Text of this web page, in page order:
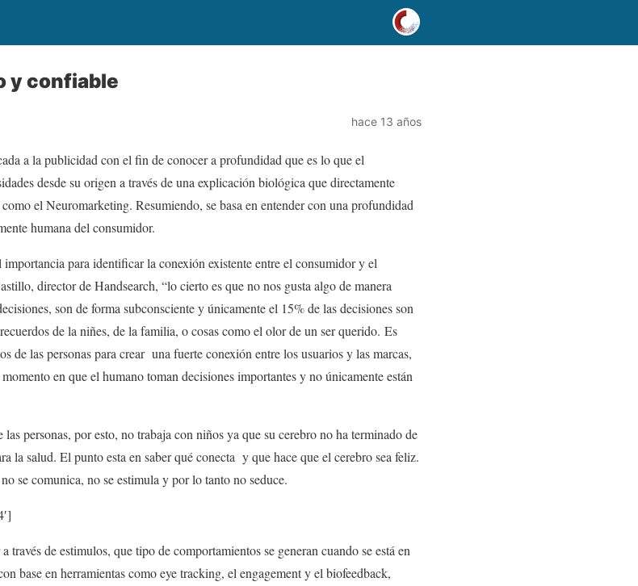
y confiable
hace 13 años
a la publicidad con el fin de conocer a profundidad que es lo que el
desde su origen a través de una explicación biológica que directamente
el Neuromarketing. Resumiendo, se basa en entender con una profundidad
humana del consumidor.
para identificar la conexión existente entre el consumidor y el
director de Handsearch, “lo cierto es que no nos gusta algo de manera
son de forma subconsciente y únicamente el 15% de las decisiones son
de la niñes, de la familia, o cosas como el olor de un ser querido. Es
de las personas para crear una fuerte conexión entre los usuarios y las marcas,
en que el humano toman decisiones importantes y no únicamente están
personas, por esto, no trabaja con niños ya que su cerebro no ha terminado de
la salud. El punto esta en saber qué conecta y que hace que el cerebro sea feliz.
se comunica, no se estimula y por lo tanto no seduce.
través de estimulos, que tipo de comportamientos se generan cuando se está en
base en herramientas como eye tracking, el engagement y el biofeedback,